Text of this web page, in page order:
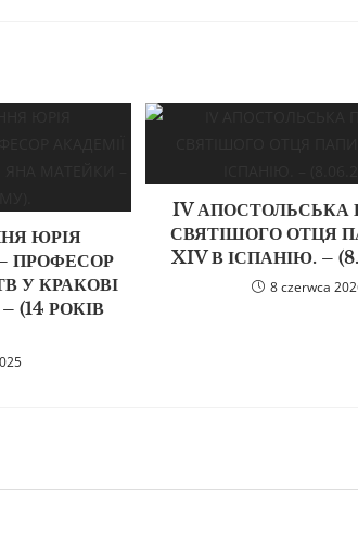
ЮРІЯ
ПРОФЕСОР
У КРАКОВІ
(14 РОКІВ
IV АПОСТОЛЬСЬКА
СВЯТІШОГО ОТЦЯ
XIV В ІСПАНІЮ. –
8 czerwca